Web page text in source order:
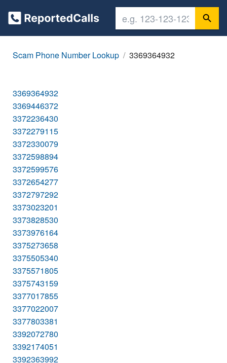
Scam Phone Number Lookup 3369364932
3369364932
3369446372
3372236430
3372279115
3372330079
3372598894
3372599576
3372654277
3372797292
3373023201
3373828530
3373976164
3375273658
3375505340
3375571805
3375743159
3377017855
3377022007
3377803381
3392072780
3392174051
3392363992